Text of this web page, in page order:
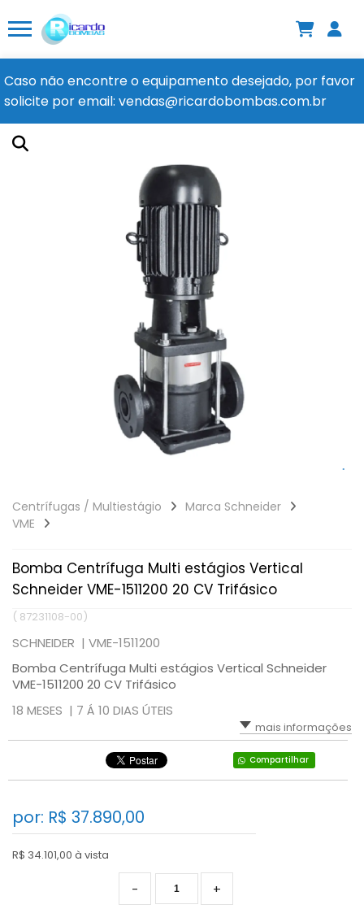
Caso não encontre o equipamento desejado, por favor
solicite por email: vendas@ricardobombas.com.br
Centrífugas / Multiestágio
Marca Schneider
VME
Bomba Centrífuga Multi estágios Vertical
Schneider VME-1511200 20 CV Trifásico
( 87231108-00)
SCHNEIDER | VME-1511200
Bomba Centrífuga Multi estágios Vertical Schneider
VME-1511200 20 CV Trifásico
18 MESES | 7 Á 10 DIAS ÚTEIS
mais informações
Compartilhar
por: R$ 37.890,00
R$ 34.101,00 à vista
+
-